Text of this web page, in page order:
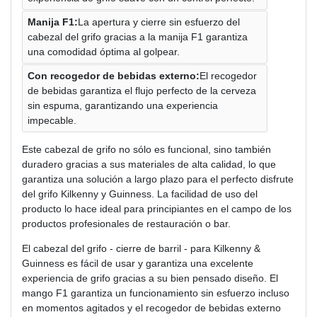
Manija F1:La apertura y cierre sin esfuerzo del
cabezal del grifo gracias a la manija F1 garantiza
una comodidad óptima al golpear.
Con recogedor de bebidas externo:El recogedor
de bebidas garantiza el flujo perfecto de la cerveza
sin espuma, garantizando una experiencia
impecable.
Este cabezal de grifo no sólo es funcional, sino también
duradero gracias a sus materiales de alta calidad, lo que
garantiza una solución a largo plazo para el perfecto disfrute
del grifo Kilkenny y Guinness. La facilidad de uso del
producto lo hace ideal para principiantes en el campo de los
productos profesionales de restauración o bar.
El cabezal del grifo - cierre de barril - para Kilkenny &
Guinness es fácil de usar y garantiza una excelente
experiencia de grifo gracias a su bien pensado diseño. El
mango F1 garantiza un funcionamiento sin esfuerzo incluso
en momentos agitados y el recogedor de bebidas externo